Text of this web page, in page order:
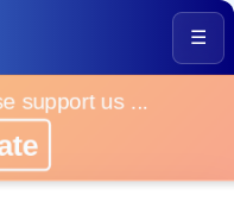
☰
support us ...